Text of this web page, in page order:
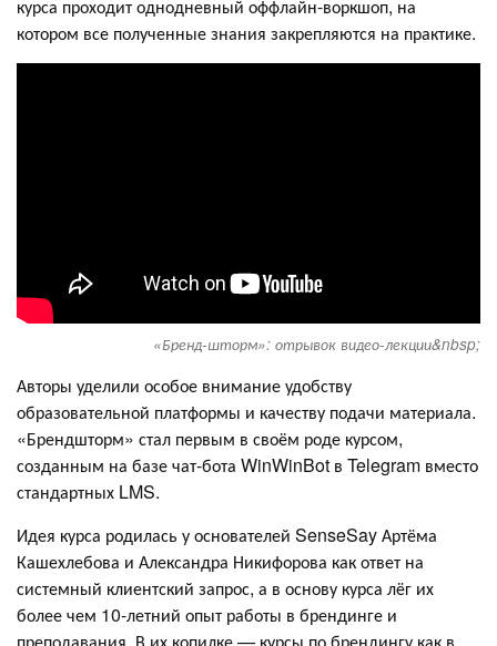
курса проходит однодневный оффлайн-воркшоп, на
котором все полученные знания закрепляются на практике.
«Бренд-шторм»: отрывок видео-лекции&nbsp;
Авторы уделили особое внимание удобству
образовательной платформы и качеству подачи материала.
«Брендшторм» стал первым в своём роде курсом,
созданным на базе чат-бота WinWinBot в Telegram вместо
стандартных LMS.
Идея курса родилась у основателей SenseSay Артёма
Кашехлебова и Александра Никифорова как ответ на
системный клиентский запрос, а в основу курса лёг их
более чем 10-летний опыт работы в брендинге и
преподавания. В их копилке — курсы по брендингу как в